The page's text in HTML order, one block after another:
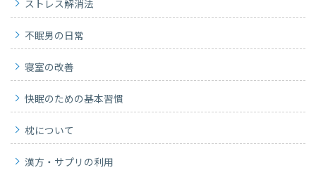
ストレス解消法
不眠男の日常
寝室の改善
快眠のための基本習慣
枕について
漢方・サプリの利用